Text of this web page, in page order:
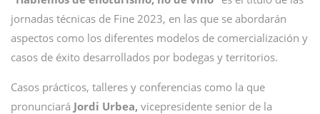
jornadas técnicas de Fine 2023, en las que se abordarán
aspectos como los diferentes modelos de comercialización y
casos de éxito desarrollados por bodegas y territorios.
Casos prácticos, talleres y conferencias como la que
pronunciará Jordi Urbea, vicepresidente senior de la